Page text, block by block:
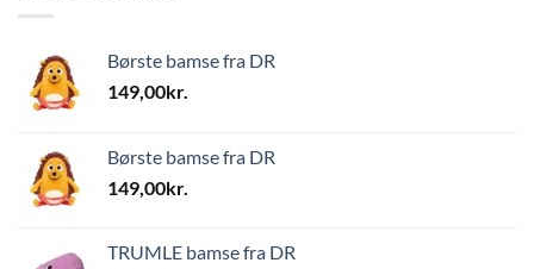
Børste bamse fra DR
149,00kr.
Børste bamse fra DR
149,00kr.
TRUMLE bamse fra DR